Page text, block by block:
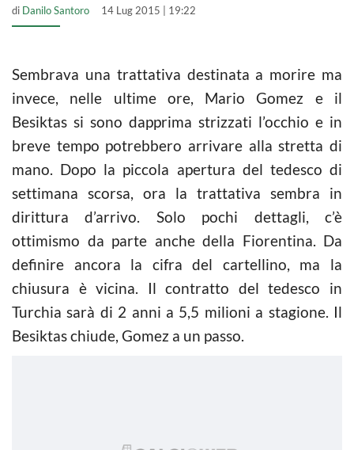
di Danilo Santoro 14 Lug 2015 | 19:22
Sembrava una trattativa destinata a morire ma
invece, nelle ultime ore, Mario Gomez e il
Besiktas si sono dapprima strizzati l’occhio e in
breve tempo potrebbero arrivare alla stretta di
mano. Dopo la piccola apertura del tedesco di
settimana scorsa, ora la trattativa sembra in
dirittura d’arrivo. Solo pochi dettagli, c’è
ottimismo da parte anche della Fiorentina. Da
definire ancora la cifra del cartellino, ma la
chiusura è vicina. Il contratto del tedesco in
Turchia sarà di 2 anni a 5,5 milioni a stagione. Il
Besiktas chiude, Gomez a un passo.